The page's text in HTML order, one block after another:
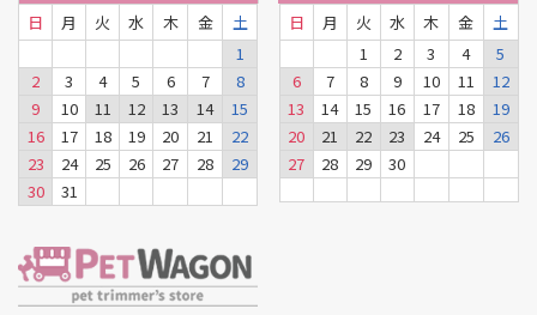
日 月 火 水 木 金
土
1
2
3 4 5 6 7
8
9
10 11 12 13 14
15
16
17 18 19 20 21
22
23
24 25 26 27 28
29
30
31
日 月 火 水 木 金
土
1
2 3 4
5
6
7 8 9 10 11
12
13
14 15 16 17 18
19
20
21 22 23 24 25
26
27
28 29 30